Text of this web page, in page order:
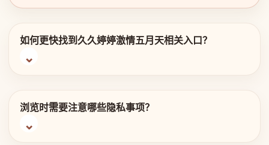
如何更快找到久久婷婷激情五月天相关入口？
浏览时需要注意哪些隐私事项？